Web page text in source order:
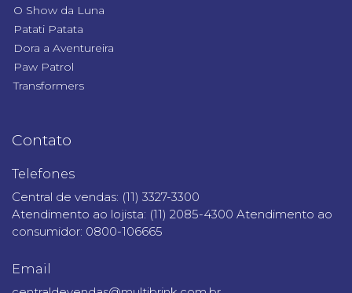
O Show da Luna
Patati Patata
Dora a Aventureira
Paw Patrol
Transformers
Contato
Telefones
Central de vendas: (11) 3327-3300
Atendimento ao lojista: (11) 2085-4300 Atendimento ao
consumidor: 0800-106665
Email